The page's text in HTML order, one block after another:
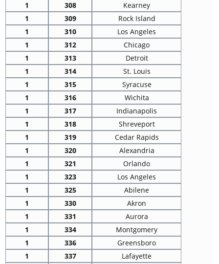
1
308
Kearney
1
309
Rock Island
1
310
Los Angeles
1
312
Chicago
1
313
Detroit
1
314
St. Louis
1
315
Syracuse
1
316
Wichita
1
317
Indianapolis
1
318
Shreveport
1
319
Cedar Rapids
1
320
Alexandria
1
321
Orlando
1
323
Los Angeles
1
325
Abilene
1
330
Akron
1
331
Aurora
1
334
Montgomery
1
336
Greensboro
1
337
Lafayette